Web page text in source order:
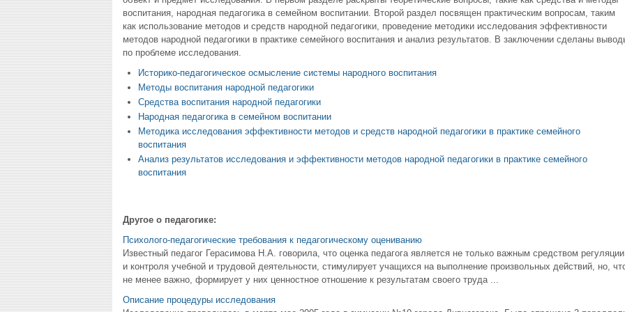
воспитания, народная педагогика в семейном воспитании. Второй раздел посвящен практическим вопросам, таким
как использование методов и средств народной педагогики, проведение методики исследования эффективности
методов народной педагогики в практике семейного воспитания и анализ результатов. В заключении сделаны
по проблеме исследования.
Историко-педагогическое осмысление системы народного воспитания
Методы воспитания народной педагогики
Средства воспитания народной педагогики
Народная педагогика в семейном воспитании
Методика исследования эффективности методов и средств народной педагогики в практике семейного
воспитания
Анализ результатов исследования и эффективности методов народной педагогики в практике семейного
воспитания
Другое о педагогике:
Психолого-педагогические требования к педагогическому оцениванию
Известный педагог Герасимова Н.А. говорила, что оценка педагога является не только важным средством регуляции
и контроля учебной и трудовой деятельности, стимулирует учащихся на выполнение произвольных действий, но,
не менее важно, формирует у них ценностное отношение к результатам своего труда ...
Описание процедуры исследования